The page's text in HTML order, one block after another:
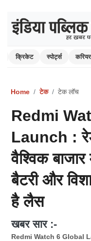
क्रिकेट स्पोर्ट्स करियर
Home टेक टेक लॉच
Redmi
Launch :
वैश्विक
बैटरी और
है लैस
खबर सार :-
Redmi Watch 6 Global